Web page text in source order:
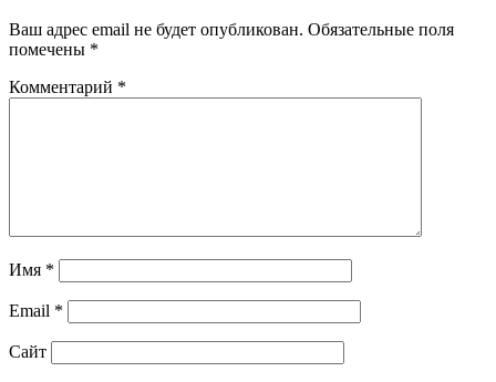
Ваш адрес email не будет опубликован. Обязательные поля
помечены *
Комментарий *
Имя *
Email *
Сайт